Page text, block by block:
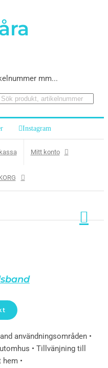
mm...
Instagram
Mitt konto
användningsområden •
• Tillvänjning till
•